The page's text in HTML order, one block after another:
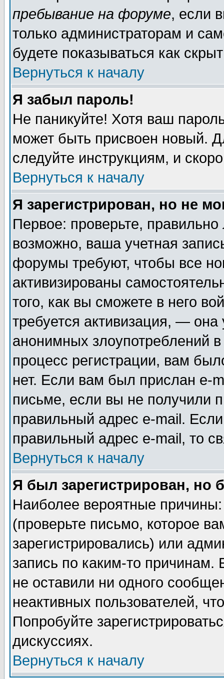
пребывание на форуме, если
только администраторам и
будете показываться как
Вернуться к началу
Я забыл пароль!
Не паникуйте! Хотя ваш
может быть присвоен новый.
следуйте инструкциям, и
Вернуться к началу
Я зарегистрирован, но не
Первое: проверьте,
возможно, ваша учетная
форумы требуют, чтобы все
активизированы
того, как вы сможете в него
требуется активизация, —
анонимных злоупотреблений
процесс регистрации, вам
нет. Если вам был прислан e-
письме, если вы не получили
правильный адрес e-mail.
правильный адрес e-mail, то
Вернуться к началу
Я был зарегистрирован, но
Наиболее вероятные
(проверьте письмо, которое
зарегистрировались) или
запись по каким-то
не оставили ни одного
неактивных пользователей,
Попробуйте
дискуссиях.
Вернуться к началу